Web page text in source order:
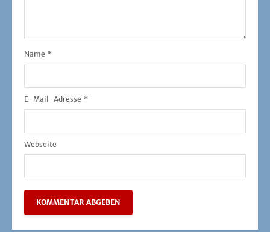
Name *
E-Mail-Adresse *
Webseite